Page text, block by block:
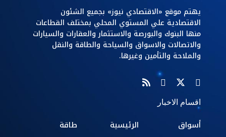
يهتم موقع «الاقتصادي نيوز» بجميع الشئون
الاقتصادية علي المستوي المحلي بمختلف القطاعات
منها البنوك والبورصة والاستثمار والعقارات والسيارات
والاتصالات والاسواق والسياحة والطاقة والنقل
والملاحة والتأمين وغيرها.
اقسام الاخبار
أسواق الرئيسية طاقة